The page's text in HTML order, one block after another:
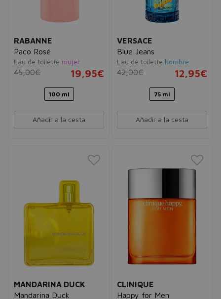
RABANNE
Paco Rosé
Eau de toilette mujer
45,00€ 19,95€
100 ml
Añadir a la cesta
VERSACE
Blue Jeans
Eau de toilette hombre
42,00€ 12,95€
75 ml
Añadir a la cesta
MANDARINA DUCK
Mandarina Duck
CLINIQUE
Happy for Men